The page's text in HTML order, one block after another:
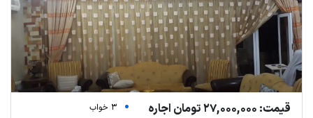
قیمت: 27,000,000 تومان اجاره
3 خواب